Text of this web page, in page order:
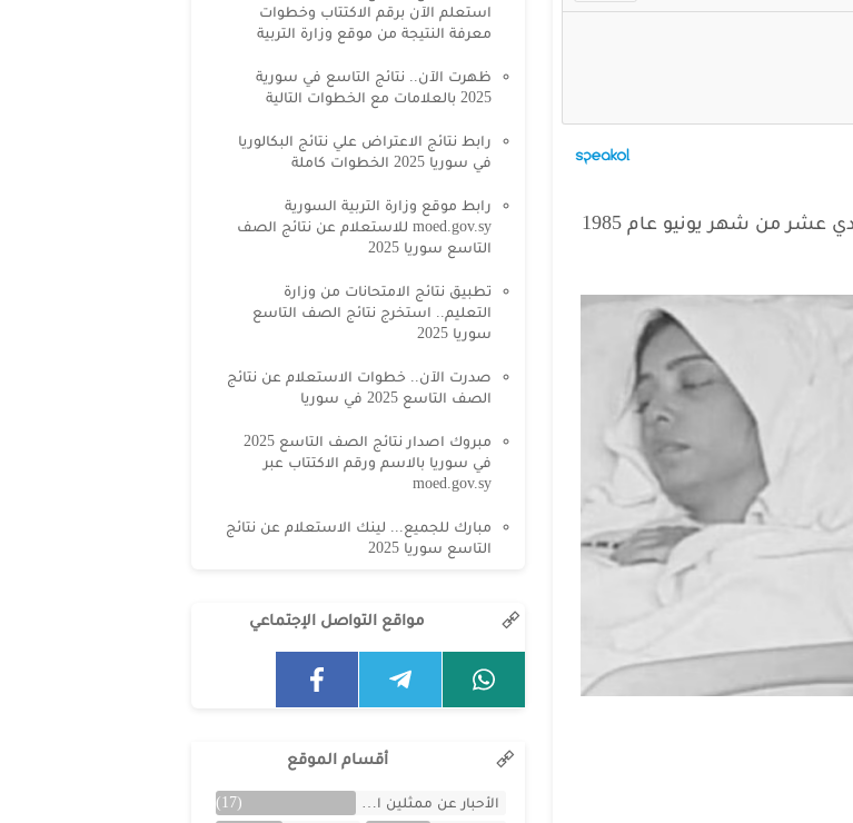
صابرين بورشيد، مذيعة وممثلة بحرينية، ولدت في الحادي عشر من شهر يونيو عام 1985
استعلم الآن برقم الاكتتاب وخطوات
معرفة النتيجة من موقع وزارة التربية
ظهرت الآن.. نتائج التاسع في سورية
2025 بالعلامات مع الخطوات التالية
رابط نتائج الاعتراض علي نتائج البكالوريا
في سوريا 2025 الخطوات كاملة
رابط موقع وزارة التربية السورية
moed.gov.sy للاستعلام عن نتائج الصف
التاسع سوريا 2025
تطبيق نتائج الامتحانات من وزارة
التعليم.. استخرج نتائج الصف التاسع
سوريا 2025
صدرت الآن.. خطوات الاستعلام عن نتائج
الصف التاسع 2025 في سوريا
مبروك اصدار نتائج الصف التاسع 2025
في سوريا بالاسم ورقم الاكتتاب عبر
moed.gov.sy
مبارك للجميع... لينك الاستعلام عن نتائج
التاسع سوريا 2025
مواقع التواصل الإجتماعي
أقسام الموقع
الأحبار عن ممثلين الخليج
(17)